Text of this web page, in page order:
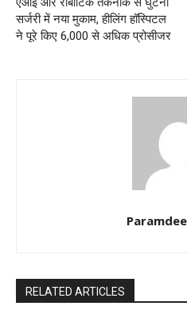
सर्जरी में नया मुकाम, हीलिंग हॉस्पिटल
ने पूरे किए 6,000 से अधिक प्रोसीजर
RELATED ARTICLES